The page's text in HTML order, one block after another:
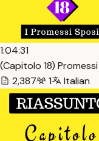
1:04:31
(Capitolo 18)
2,387
1 Italian